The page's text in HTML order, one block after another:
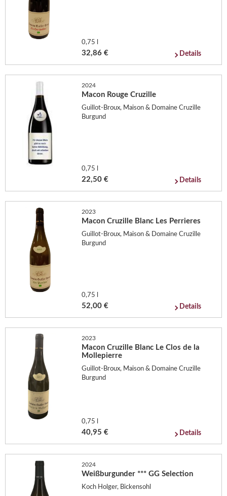
0,75 l
32,86 € Details
2024
Macon Rouge Cruzille
Guillot-Broux, Maison & Domaine Cruzille
Burgund
0,75 l
22,50 € Details
2023
Macon Cruzille Blanc Les Perrieres
Guillot-Broux, Maison & Domaine Cruzille
Burgund
0,75 l
52,00 € Details
2023
Macon Cruzille Blanc Le Clos de la
Mollepierre
Guillot-Broux, Maison & Domaine Cruzille
Burgund
0,75 l
40,95 € Details
2024
Weißburgunder *** GG Selection
Koch Holger, Bickensohl